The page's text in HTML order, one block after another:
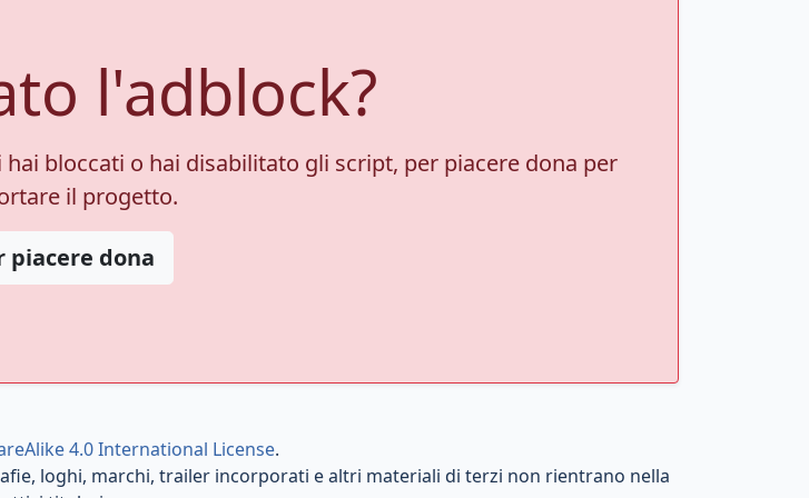
l'adblock?
bloccati o hai disabilitato gli script, per piacere dona per
il progetto.
piacere dona
4.0 International License.
loghi, marchi, trailer incorporati e altri materiali di terzi non rientrano nella